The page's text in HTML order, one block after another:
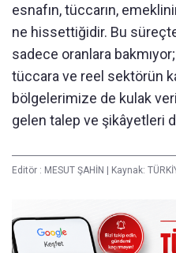
esnafın, tüccarın,
ne hissettiğidir. Bu
sadece oranlara
tüccara ve reel sektörün
bölgelerimize de kulak
gelen talep ve şikâyetleri
Editör : MESUT ŞAHİN | Kaynak: